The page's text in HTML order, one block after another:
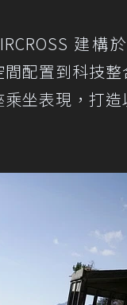
建構
間配置到科技
坐表現，打